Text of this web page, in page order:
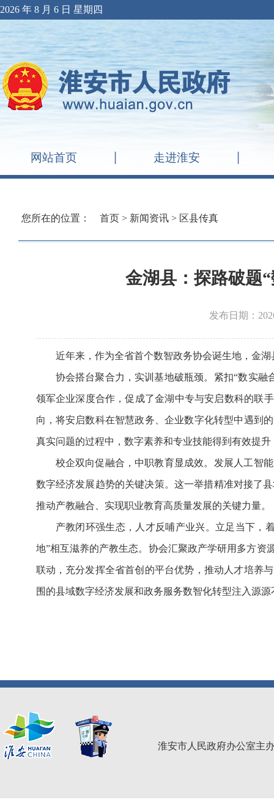
2026 年 8 月 6 日 星期四
网站首页 走进淮安
您所在的位置： 首页 > 新闻资讯 > 区县传真
金湖县：探路破题
发布日期：
近年来，作为全省首个数智政务协会诞生地，金
协会搭台聚合力，实训基地破瓶颈。紧扣“数实
领军企业深度合作，促成了金湖中专与安启数科的联
向，将安启数科在智慧政务、企业数字化转型中遇到
真实问题的过程中，数字素养和专业技能得到有效提
校企双向促融合，中职教育显成效。发展人工智
数字经济发展趋势的关键决策。这一举措精准对接了
推动产教融合、实现职业教育高质量发展的关键力量。
产教闭环强生态，人才反哺产业兴。立足当下，
地”相互滋养的产教生态。协会汇聚政产学研用多方资
联动，充分发挥全省首创的平台优势，推动人才培养
围的县域数字经济发展和政务服务数智化转型注入源
淮安市人民政府办公室主